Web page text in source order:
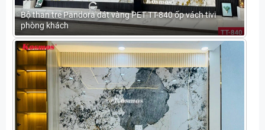
Bộ than tre Pandora dát vàng PET TT-840 ốp vách tivi
phòng khách